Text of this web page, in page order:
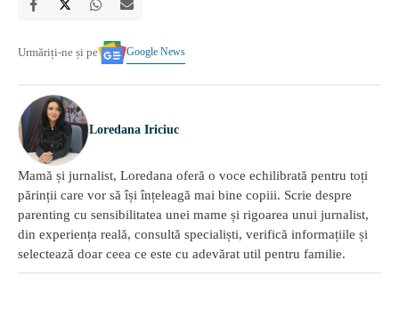
Urmăriți-ne și pe Google News
Loredana Iriciuc
Mamă și jurnalist, Loredana oferă o voce echilibrată pentru toți
părinții care vor să își înțeleagă mai bine copiii. Scrie despre
parenting cu sensibilitatea unei mame și rigoarea unui jurnalist,
din experiența reală, consultă specialiști, verifică informațiile și
selectează doar ceea ce este cu adevărat util pentru familie.